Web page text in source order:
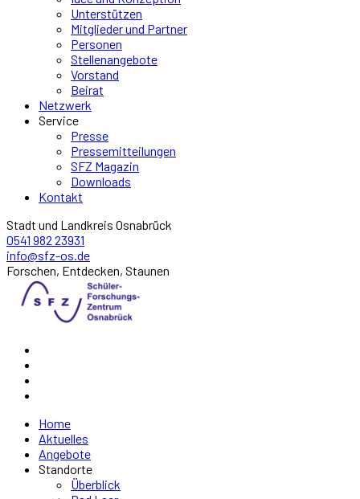
Unterstützen
Mitglieder und Partner
Personen
Stellenangebote
Vorstand
Beirat
Netzwerk
Service
Presse
Pressemitteilungen
SFZ Magazin
Downloads
Kontakt
Stadt und Landkreis Osnabrück
0541 982 23931
info@sfz-os.de
Forschen, Entdecken, Staunen
Home
Aktuelles
Angebote
Standorte
Überblick